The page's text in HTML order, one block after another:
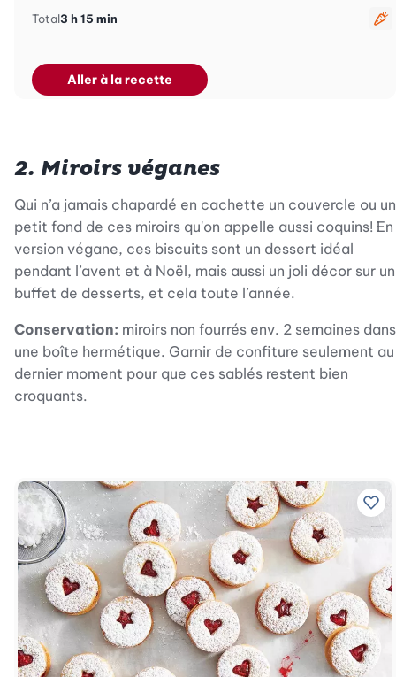
Total3 h 15 min
Aller à la recette
2. Miroirs véganes
Qui n’a jamais chapardé en cachette un couvercle ou un
petit fond de ces miroirs qu'on appelle aussi coquins! En
version végane, ces biscuits sont un dessert idéal
pendant l’avent et à Noël, mais aussi un joli décor sur un
buffet de desserts, et cela toute l’année.
Conservation: miroirs non fourrés env. 2 semaines dans
une boîte hermétique. Garnir de confiture seulement au
dernier moment pour que ces sablés restent bien
croquants.